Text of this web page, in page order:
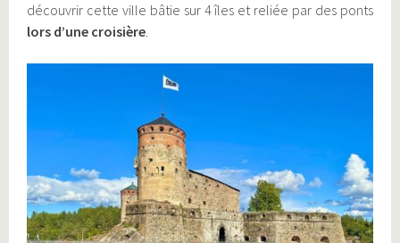
découvrir cette ville bâtie sur 4 îles et reliée par des ponts
lors d’une croisière.